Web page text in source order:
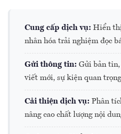
Cung cấp dịch vụ: Hiển
nhân hóa trải nghiệm đọc
Gửi thông tin: Gửi bản tin,
viết mới, sự kiện quan
Cải thiện dịch vụ: Phân
nâng cao chất lượng nội